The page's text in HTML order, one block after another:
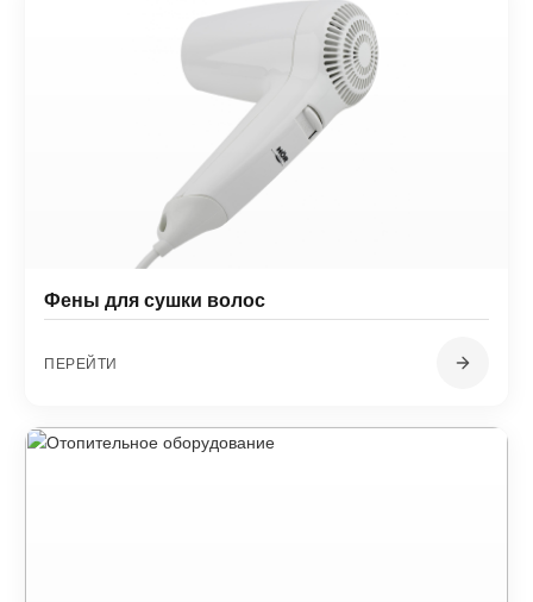
Фены для сушки волос
ПЕРЕЙТИ